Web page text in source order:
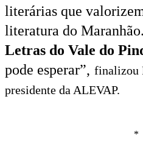
literárias que
literatura do
Letras do Vale do
pode esperar”, finalizou
presidente da ALEVAP.
*